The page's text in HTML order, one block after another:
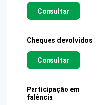
Consultar
Cheques devolvidos
Consultar
Participação em
falência